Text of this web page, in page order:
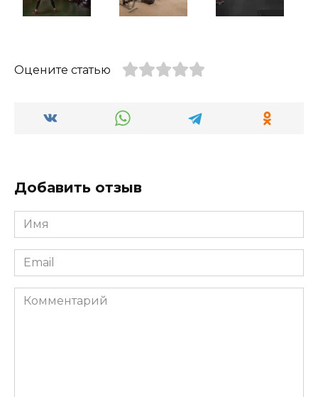
Оцените статью
Добавить отзыв
Имя
*
Email
*
Комментарий